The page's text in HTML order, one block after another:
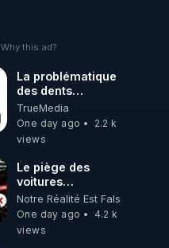
Why this ad?
La problématique
des dents
dévitalisées et
des implants
TrueMedia
One day ago
2.2 k
views
Le piège des
voitures
électriques se
referme sur les
usagers !
Notre Réalité Est Falsifiée Et
One day ago
4.2 k
views